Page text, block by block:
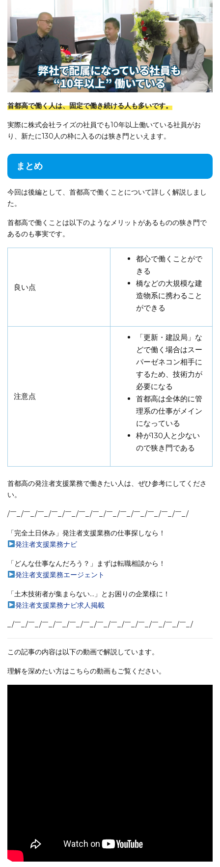
首都高で働く人は、固定で働き続ける人も多いです。
実際に株式会社ライズの社員でも10年以上働いている社員がお
り、新たに130人の枠に入るのは狭き門といえます。
まとめ
今回は後編として、首都高で働くことについて詳しく解説しまし
た。
首都高で働くことは以下のようなメリットがあるものの狭き門で
あるのも事実です。
良い点
都心で働くことがで
きる
橋などの大規模な建
造物系に携わること
ができる
注意点
「更新・建設局」な
どで働く場合はスー
パーゼネコン相手に
するため、技術力が
必要になる
首都高は全体的に管
理系の仕事がメイン
になっている
枠が130人と少ない
ので狭き門である
首都高の発注者支援業務で働きたい人は、ぜひ参考にしてくださ
い。
/￣_/￣_/￣_/￣_/￣_/￣_/￣_/￣_/￣_/￣_/￣_/￣_/￣_/
「完全土日休み」発注者支援業務の仕事探しなら！
発注者支援業務ナビ
「どんな仕事なんだろう？」まずは転職相談から！
発注者支援業務エージェント
「土木技術者が集まらない…」とお困りの企業様に！
発注者支援業務ナビ求人掲載
_/￣_/￣_/￣_/￣_/￣_/￣_/￣_/￣_/￣_/￣_/￣_/￣_/￣_/
この記事の内容は以下の動画で解説しています。
理解を深めたい方はこちらの動画もご覧ください。